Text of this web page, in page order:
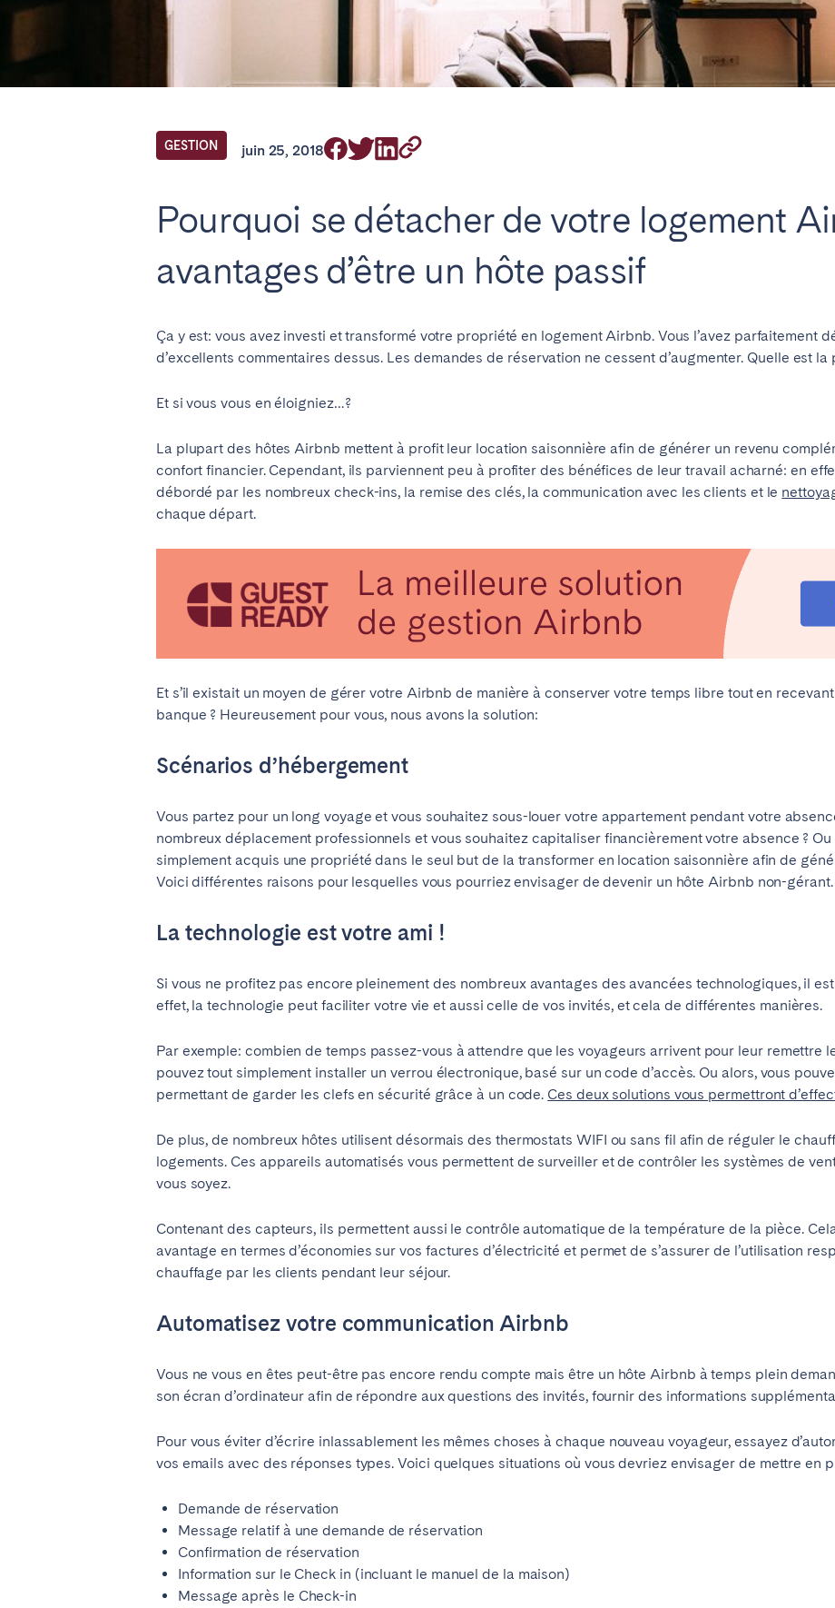
GESTION juin 25, 2018
Pourquoi se détacher de votre logement
avantages d’être un hôte passif
Ça y est: vous avez investi et transformé votre propriété en logement Airbnb. Vous l’avez parfaitement
d’excellents commentaires dessus. Les demandes de réservation ne cessent d’augmenter. Quelle est la
Et si vous vous en éloigniez…?
La plupart des hôtes Airbnb mettent à profit leur location saisonnière afin de générer un revenu
confort financier. Cependant, ils parviennent peu à profiter des bénéfices de leur travail acharné: en
débordé par les nombreux check-ins, la remise des clés, la communication avec les clients et le
chaque départ.
Et s’il existait un moyen de gérer votre Airbnb de manière à conserver votre temps libre tout en
banque ? Heureusement pour vous, nous avons la solution:
Scénarios d’hébergement
Vous partez pour un long voyage et vous souhaitez sous-louer votre appartement pendant votre
nombreux déplacement professionnels et vous souhaitez capitaliser financièrement votre absence ?
simplement acquis une propriété dans le seul but de la transformer en location saisonnière afin de
Voici différentes raisons pour lesquelles vous pourriez envisager de devenir un hôte Airbnb non-gérant.
La technologie est votre ami !
Si vous ne profitez pas encore pleinement des nombreux avantages des avancées technologiques, il
effet, la technologie peut faciliter votre vie et aussi celle de vos invités, et cela de différentes manières.
Par exemple: combien de temps passez-vous à attendre que les voyageurs arrivent pour leur remettre
pouvez tout simplement installer un verrou électronique, basé sur un code d’accès. Ou alors, vous
permettant de garder les clefs en sécurité grâce à un code. Ces deux solutions vous permettront
De plus, de nombreux hôtes utilisent désormais des thermostats WIFI ou sans fil afin de réguler le
logements. Ces appareils automatisés vous permettent de surveiller et de contrôler les systèmes de
vous soyez.
Contenant des capteurs, ils permettent aussi le contrôle automatique de la température de la pièce.
avantage en termes d’économies sur vos factures d’électricité et permet de s’assurer de l’utilisation
chauffage par les clients pendant leur séjour.
Automatisez votre communication Airbnb
Vous ne vous en êtes peut-être pas encore rendu compte mais être un hôte Airbnb à temps plein
son écran d’ordinateur afin de répondre aux questions des invités, fournir des informations
Pour vous éviter d’écrire inlassablement les mêmes choses à chaque nouveau voyageur, essayez
vos emails avec des réponses types. Voici quelques situations où vous devriez envisager de mettre en
Demande de réservation
Message relatif à une demande de réservation
Confirmation de réservation
Information sur le Check in (incluant le manuel de la maison)
Message après le Check-in
Trouvez votre emplacement
Londres
BILBAO
ESPAGNE
Barcelone Madrid Saint-Sébastien
Bordeaux Cannes
Nice
Paris
Aveiro Beja Braga Coimbra
Tomar
ROYAUME-UNI